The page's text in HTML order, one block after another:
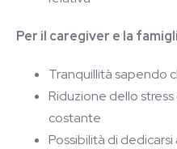
Per il caregiver e la
Tranquillità sapendo
Riduzione dello
costante
Possibilità di